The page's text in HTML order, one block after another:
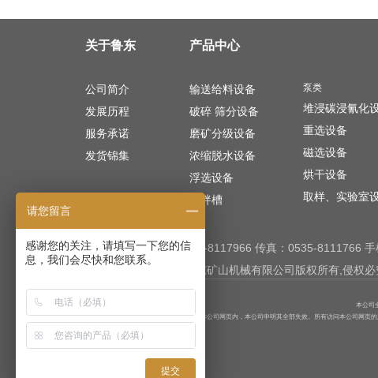
关于鲁东 产品中心
电话：0535-8117966 传真：0535-8111766
Copyright ©招远市鲁东矿山机械有限公司版权所有,侵权
输送给料设备
破碎 筛分设备
磨矿分级设备
浓缩脱水设备
浮选设备
搅拌槽
泵类
堆浸碳浸氰化
重选设备
磁选设备
烘干设备
取样、实验室
公司简介
发展历程
服务承诺
发货锦集
本公司
如果还有“极限化违禁词”用在本公司网页内，本公司申明其全部失效。所有访问本公司网页
请您留言
感谢您的关注，请填写一下您的信
息，我们会尽快和您联系。
提交